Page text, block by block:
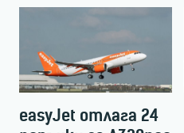
easyJet отлага 24